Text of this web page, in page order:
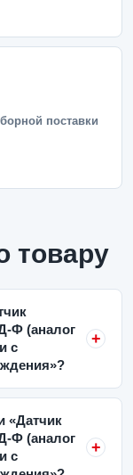
поставки
товару
Ф (аналог
с
«Датчик
Ф (аналог
с